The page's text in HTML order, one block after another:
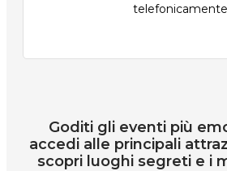
Goditi gli eventi più
accedi alle principali
scopri luoghi segreti e i